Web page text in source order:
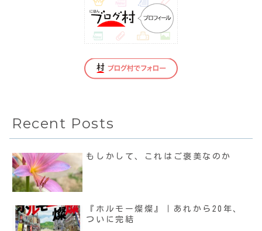
Recent Posts
もしかして、これはご褒美なのか
『ホルモー燦燦』｜あれから20年、
ついに完結